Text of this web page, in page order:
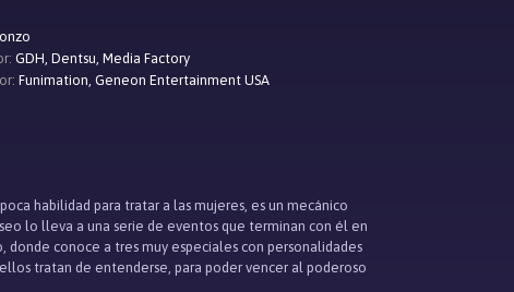
GDH, Dentsu, Media Factory
Funimation, Geneon Entertainment USA
habilidad para tratar a las mujeres, es un mecánico
lo lleva a una serie de eventos que terminan con él en
conoce a tres muy especiales con personalidades
tratan de entenderse, para poder vencer al poderoso